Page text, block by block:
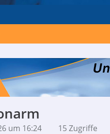
um 16:24 15 Zugriffe